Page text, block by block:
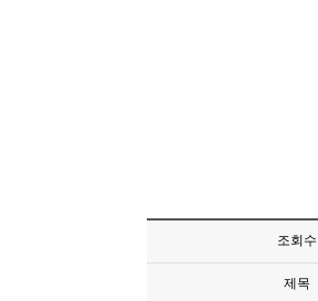
조회수
제목